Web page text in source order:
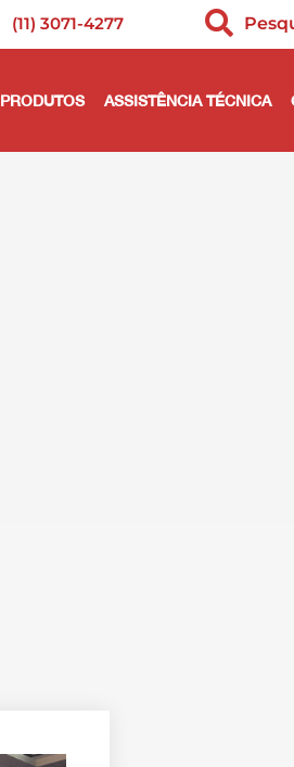
(11) 3071-4277
PRODUTOS ASSISTÊNCIA TÉCNICA